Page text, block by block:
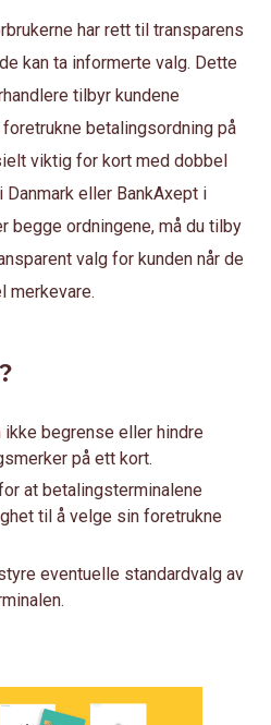
har rett til transparens
kan ta informerte valg. Dette
tilbyr kundene
betalingsordning på
viktig for kort med dobbel
eller BankAxept i
begge ordningene, må du tilby
valg for kunden når de
merkevare.
ikke begrense eller hindre
på ett kort.
at betalingsterminalene
til å velge sin foretrukne
eventuelle standardvalg av